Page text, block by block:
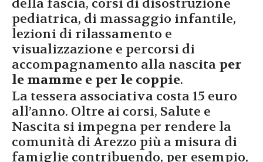
della fascia, corsi di disostruzione
pediatrica, di massaggio infantile,
lezioni di rilassamento e
visualizzazione e percorsi di
accompagnamento alla nascita per
le mamme e per le coppie.
La tessera associativa costa 15 euro
all’anno. Oltre ai corsi, Salute e
Nascita si impegna per rendere la
comunità di Arezzo più a misura di
famiglie contribuendo, per esempio,